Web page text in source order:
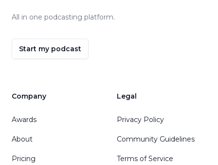
All in one podcasting platform.
Start my podcast
Company
Awards
About
Pricing
Legal
Privacy Policy
Community Guidelines
Terms of Service